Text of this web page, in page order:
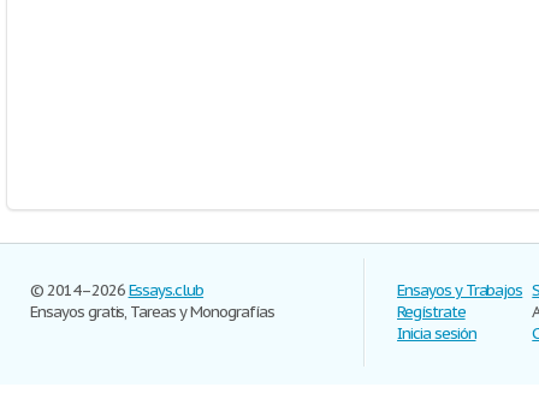
© 2014–2026Essays.club
Ensayos gratis, Tareas y Monografías
Ensayos y Trabajos
Regístrate
Inicia sesión